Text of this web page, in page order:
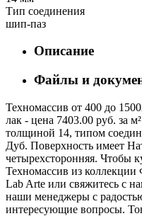
Тип соединения
шип-паз
Описание
Файлы и
Техномассив от 400 до
лак - цена 7403.00 руб. за
толщиной 14, типом
Дуб. Поверхность имеет
четырехсторонняя. Чтобы
Техномассив из коллекции
Lab Arte или свяжитесь с
наши менеджеры с
интересующие вопросы.